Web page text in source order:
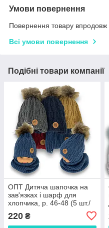
Умови повернення
Повернення товару впродовж
Всі умови повернення
Подібні товари компанії
ОПТ Дитяча шапочка на
зав'язках і шарф для
хлопчика, р. 46-48 (5 шт./
220 ₴